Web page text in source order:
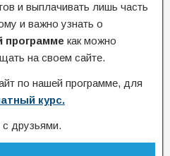
и выплачивать лишь часть
и важно узнать о
программе как можно
на своем сайте.
по нашей программе, для
курс.
друзьями.